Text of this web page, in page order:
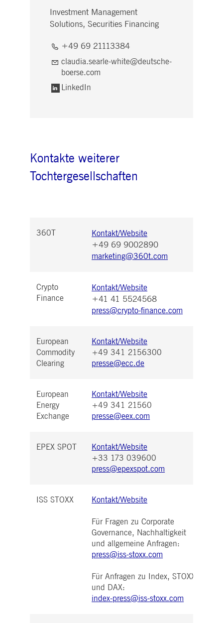
Investment Management
Solutions, Securities Financing
+49 69 21113384
claudia.searle-white@deutsche-
boerse.com
LinkedIn
Kontakte weiterer
Tochtergesellschaften
360T Kontakt/Website
+49 69 9002890
marketing@360t.com
Crypto
Finance
Kontakt/Website
+41 41 5524568
press@crypto-finance.com
European
Commodity
Clearing
Kontakt/Website
+49 341 2156300
presse@ecc.de
European
Energy
Exchange
Kontakt/Website
+49 341 21560
presse@eex.com
EPEX SPOT
Kontakt/Website
+33 173 039600
press@epexspot.com
ISS STOXX
Kontakt/Website
Für Fragen zu Corporate
Governance, Nachhaltigkeit
und allgemeine Anfragen:
press@iss-stoxx.com
Für Anfragen zu Index, STOXX
und DAX:
index-press@iss-stoxx.com